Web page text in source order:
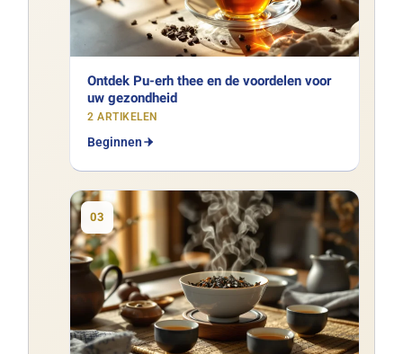
Ontdek Pu-erh thee en de voordelen voor
uw gezondheid
2 ARTIKELEN
Beginnen
03